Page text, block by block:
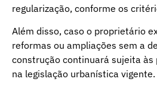
regularização, conforme os
Além disso, caso o proprietário
reformas ou ampliações sem a
construção continuará sujeita às
na legislação urbanística vigente.